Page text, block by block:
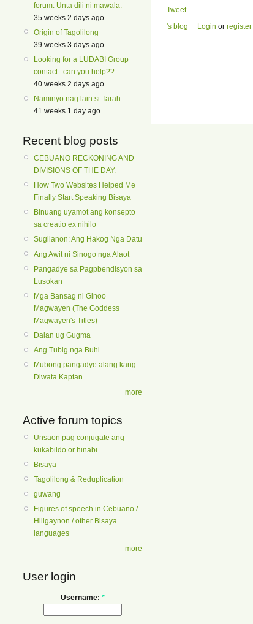
forum. Unta dili ni mawala.
35 weeks 2 days ago
Origin of Tagolilong
39 weeks 3 days ago
Looking for a LUDABI Group
contact...can you help??....
40 weeks 2 days ago
Naminyo nag lain si Tarah
41 weeks 1 day ago
Recent blog posts
CEBUANO RECKONING AND
DIVISIONS OF THE DAY.
How Two Websites Helped Me
Finally Start Speaking Bisaya
Binuang uyamot ang konsepto
sa creatio ex nihilo
Sugilanon: Ang Hakog Nga Datu
Ang Awit ni Sinogo nga Alaot
Pangadye sa Pagpbendisyon sa
Lusokan
Mga Bansag ni Ginoo
Magwayen (The Goddess
Magwayen's Titles)
Dalan ug Gugma
Ang Tubig nga Buhi
Mubong pangadye alang kang
Diwata Kaptan
more
Active forum topics
Unsaon pag conjugate ang
kukabildo or hinabi
Bisaya
Tagolilong & Reduplication
guwang
Figures of speech in Cebuano /
Hiligaynon / other Bisaya
languages
more
User login
Username: *
Tweet
's blog
Login or register